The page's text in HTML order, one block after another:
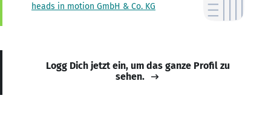
heads in motion GmbH & Co. KG
Logg Dich jetzt ein, um das ganze Profil zu
sehen.